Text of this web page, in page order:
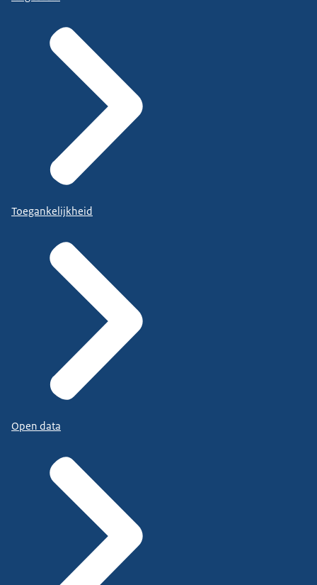
Toegankelijkheid
Open data